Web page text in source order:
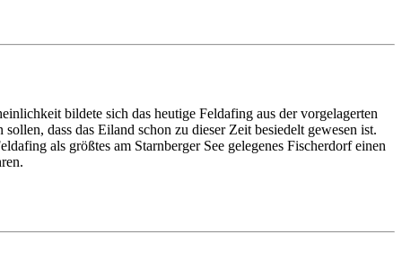
bildete sich das heutige Feldafing aus der vorgelagerten
dass das Eiland schon zu dieser Zeit besiedelt gewesen ist.
als größtes am Starnberger See gelegenes Fischerdorf einen